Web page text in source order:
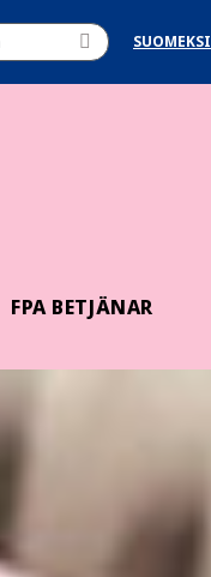
SUOMEKSI
FPA BETJÄNAR